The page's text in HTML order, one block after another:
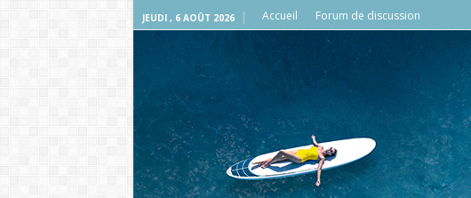
JEUDI , 6 AOÛT 2026 Accueil Forum de discussion